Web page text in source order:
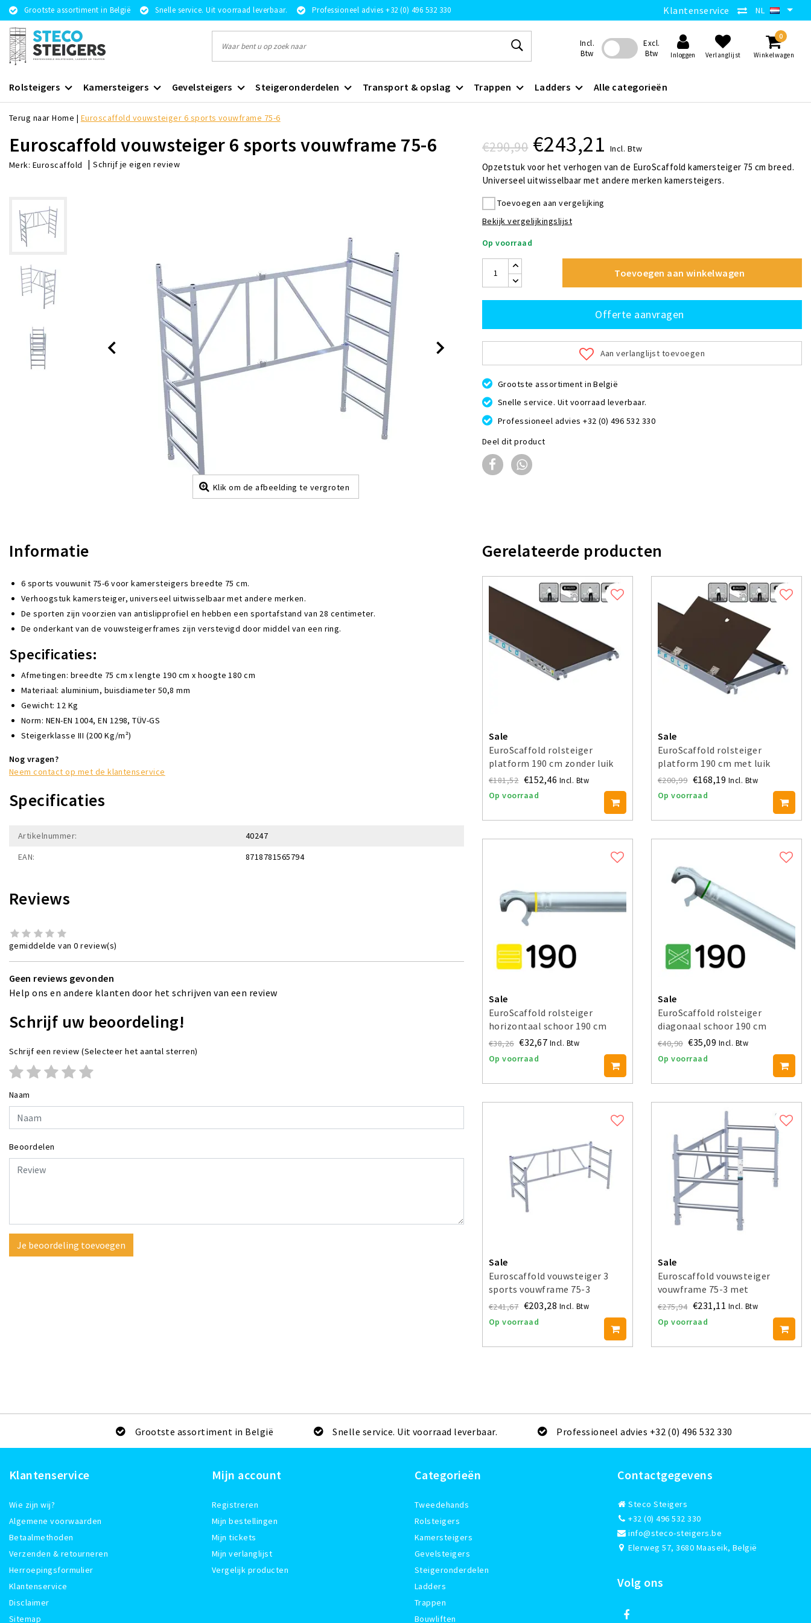
Grootste assortiment in België Snelle service. Uit voorraad leverbaar. Professioneel advies +32 (0) 496 532 330 Klantenservice NL
Incl.
Btw
Excl.
Btw
Inloggen Verlanglijst
0
Winkelwagen
Rolsteigers Kamersteigers Gevelsteigers Steigeronderdelen Transport & opslag Trappen Ladders Alle categorieën
Terug naar Home | Euroscaffold vouwsteiger 6 sports vouwframe 75-6
Euroscaffold vouwsteiger 6 sports vouwframe 75-6
Merk: Euroscaffold |Schrijf je eigen review
Klik om de afbeelding te vergroten
€290,90 €243,21 Incl. Btw
Opzetstuk voor het verhogen van de EuroScaffold kamersteiger 75 cm breed.
Universeel uitwisselbaar met andere merken kamersteigers.
Toevoegen aan vergelijking
Bekijk vergelijkingslijst
Op voorraad
Toevoegen aan winkelwagen
Offerte aanvragen
Aan verlanglijst toevoegen
Grootste assortiment in België
Snelle service. Uit voorraad leverbaar.
Professioneel advies +32 (0) 496 532 330
Deel dit product
Informatie
6 sports vouwunit 75-6 voor kamersteigers breedte 75 cm.
Verhoogstuk kamersteiger, universeel uitwisselbaar met andere merken.
De sporten zijn voorzien van antislipprofiel en hebben een sportafstand van 28 centimeter.
De onderkant van de vouwsteigerframes zijn verstevigd door middel van een ring.
Specificaties:
Afmetingen: breedte 75 cm x lengte 190 cm x hoogte 180 cm
Materiaal: aluminium, buisdiameter 50,8 mm
Gewicht: 12 Kg
Norm: NEN-EN 1004, EN 1298, TÜV-GS
Steigerklasse III (200 Kg/m²)
Nog vragen?
Neem contact op met de klantenservice
Specificaties
Artikelnummer:
40247
EAN:
8718781565794
Reviews
gemiddelde van 0 review(s)
Geen reviews gevonden
Help ons en andere klanten door het schrijven van een review
Schrijf uw beoordeling!
Schrijf een review (Selecteer het aantal sterren)
Naam
Beoordelen
Je beoordeling toevoegen
Gerelateerde producten
Sale
EuroScaffold rolsteiger
platform 190 cm zonder luik
€181,52 €152,46 Incl. Btw
Op voorraad
Sale
EuroScaffold rolsteiger
platform 190 cm met luik
€200,99 €168,19 Incl. Btw
Op voorraad
Sale
EuroScaffold rolsteiger
horizontaal schoor 190 cm
€38,26 €32,67 Incl. Btw
Op voorraad
Sale
EuroScaffold rolsteiger
diagonaal schoor 190 cm
€40,90 €35,09 Incl. Btw
Op voorraad
Sale
Euroscaffold vouwsteiger 3
sports vouwframe 75-3
€241,67 €203,28 Incl. Btw
Op voorraad
Sale
Euroscaffold vouwsteiger
vouwframe 75-3 met
doorbouwpen
€275,94 €231,11 Incl. Btw
Op voorraad
Grootste assortiment in België Snelle service. Uit voorraad leverbaar. Professioneel advies +32 (0) 496 532 330
Klantenservice
Wie zijn wij?
Algemene voorwaarden
Betaalmethoden
Verzenden & retourneren
Herroepingsformulier
Klantenservice
Disclaimer
Sitemap
Mijn account
Registreren
Mijn bestellingen
Mijn tickets
Mijn verlanglijst
Vergelijk producten
Categorieën
Tweedehands
Rolsteigers
Kamersteigers
Gevelsteigers
Steigeronderdelen
Ladders
Trappen
Bouwliften
Contactgegevens
Steco Steigers
+32 (0) 496 532 330
info@steco-steigers.be
Elerweg 57, 3680 Maaseik, België
Volg ons